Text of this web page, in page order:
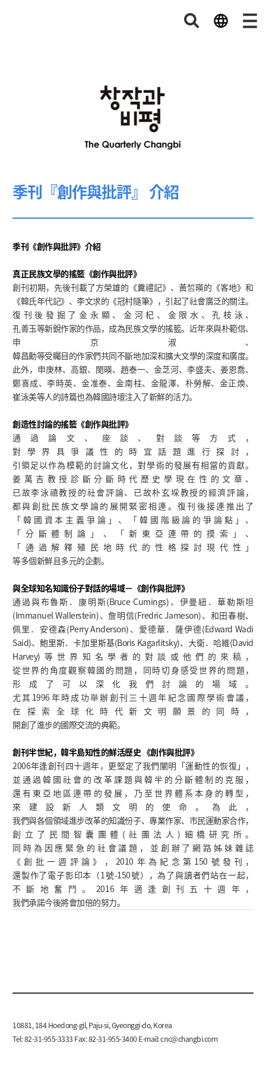
季刊『創作與批評』 介紹
季刊《創作與批評》介紹
真正民族文學的搖籃《創作與批評》
創刊初期，先後刊載了方榮雄的《糞禮記》、黃皙暎的《客地》和
《韓氏年代記》、李文求的《冠村隨筆》，引起了社會廣泛的關注。
復刊後發掘了金永顯、金河杞、金限水、孔枝泳、
孔善玉等新銳作家的作品，成為民族文學的搖籃。近年來與朴範信、
申京淑、
韓昌勳等受矚目的作家們共同不斷地加深和擴大文學的深度和廣度。
此外，申庚林、高銀、閔暎、趙泰一、金芝河、李盛夫、姜恩喬、
鄭喜成、李時英、金准泰、金南柱、金龍澤、朴勞解、金正煥、
崔泳美等人的詩篇也為韓國詩壇注入了新鮮的活力。
創造性討論的搖籃《創作與批評》
通過論文、座談、對談等方式，
對學界具爭議性的時宜話題進行探討，
引領足以作為模範的討論文化，對學術的發展有相當的貢獻。
姜萬吉教授診斷分斷時代歷史學現在性的文章、
已故李泳禧教授的社會評論、已故朴玄埰教授的經濟評論，
都與創批民族文學論的展開緊密相連。復刊後接連推出了
「韓國資本主義爭論」、「韓國階級論的爭論點」、
「分斷體制論」、「新東亞連帶的摸索」、
「通過解釋殖民地時代的性格探討現代性」
等多個新鮮且多元的企劃。
與全球知名知識份子對話的場域－《創作與批評》
通過與布魯斯．康明斯(Bruce Cumings)、伊曼紐．華勒斯坦
(Immanuel Wallerstein)、詹明信(Fredric Jameson)、和田春樹、
佩里．安德森(Perry Anderson)、愛德華．薩伊德(Edward Wadi
Said)、鮑里斯．卡加里斯基(Boris Kagarlitsky)、大衛．哈維(David
Harvey)等世界知名學者的對談或他們的來稿，
從世界的角度觀察韓國的問題，同時切身感受世界的問題，
形成了可以深化我們討論的場域。
尤其1996年時成功舉辦創刊三十週年紀念國際學術會議，
在探索全球化時代新文明願景的同時，
開創了進步的國際交流的典範。
創刊半世紀，韓半島知性的鮮活歷史 《創作與批評》
2006年逢創刊四十週年，更堅定了我們闡明「運動性的恢復」，
並通過韓國社會的改革課題與韓半的分斷體制的克服，
還有東亞地區連帶的發展，乃至世界體系本身的轉型，
來建設新人類文明的使命。為此，
我們與各個領域進步改革的知識份子、專業作家、市民運動家合作，
創立了民間智囊團體(社團法人)細橋研究所。
同時為因應緊急的社會議題，並創辦了網路姊妹雜誌
《創批一週評論》，2010年為紀念第150號發刊，
還製作了電子影印本（1號-150號），為了與讀者們站在一起，
不斷地奮鬥。2016年適逢創刊五十週年，
我們承諾今後將會加倍的努力。
10881, 184 Hoedong-gil, Paju-si, Gyeonggi-do, Korea
Tel: 82-31-955-3333 Fax: 82-31-955-3400 E-mail:cnc@changbi.com